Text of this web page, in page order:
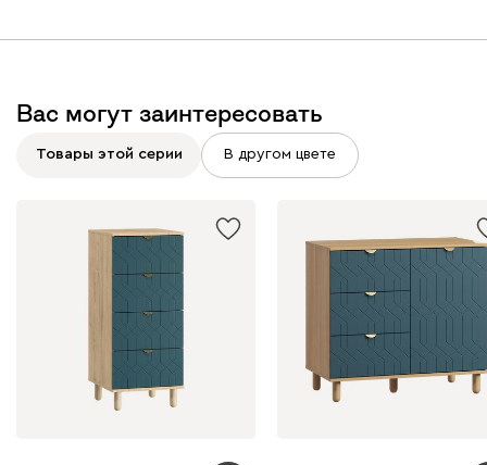
Вас могут заинтересовать
Товары этой серии В другом цвете